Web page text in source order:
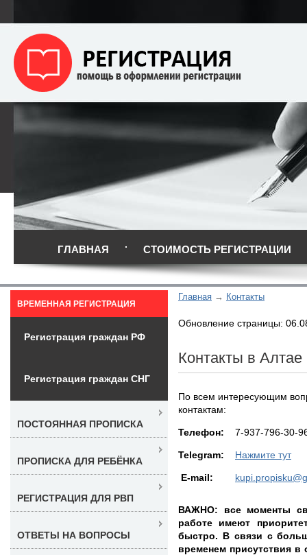
ГЛАВНАЯ СТОИМОСТЬ РЕГИСТРАЦИИ
Главная Контакты
Обновление страницы:
Контакты в Алтае
По всем интересующим
контактам:
Teлефон: 7-937-796-30-
Telegram: Нажмите тут
E-mail:
ВАЖНО: все моменты
работе имеют
быстро. В связи с
временем присутствия
ВРЕМЕННАЯ РЕГИСТРАЦИЯ
Регистрация граждан РФ
Регистрация граждан СНГ
ПОСТОЯННАЯ ПРОПИСКА
ПРОПИСКА ДЛЯ РЕБЁНКА
РЕГИСТРАЦИЯ ДЛЯ РВП
ОТВЕТЫ НА ВОПРОСЫ